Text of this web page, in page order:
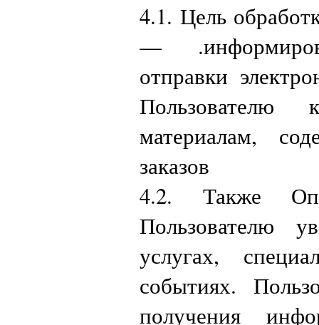
4.1. Цель
—
отправки
материалам,
заказов
4.2. Также
Пользователю
услугах,
событиях.
получения